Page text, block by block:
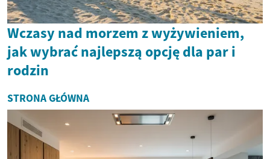
Wczasy nad morzem z wyżywieniem,
jak wybrać najlepszą opcję dla par i
rodzin
STRONA GŁÓWNA